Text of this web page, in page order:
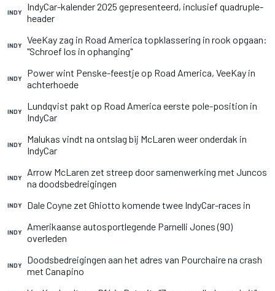
INDY
IndyCar-kalender 2025 gepresenteerd, inclusief quadruple-
header
INDY
VeeKay zag in Road America topklassering in rook opgaan:
"Schroef los in ophanging"
INDY
Power wint Penske-feestje op Road America, VeeKay in
achterhoede
INDY
Lundqvist pakt op Road America eerste pole-position in
IndyCar
INDY
Malukas vindt na ontslag bij McLaren weer onderdak in
IndyCar
INDY
Arrow McLaren zet streep door samenwerking met Juncos
na doodsbedreigingen
INDY Dale Coyne zet Ghiotto komende twee IndyCar-races in
INDY
Amerikaanse autosportlegende Parnelli Jones (90)
overleden
INDY
Doodsbedreigingen aan het adres van Pourchaire na crash
met Canapino